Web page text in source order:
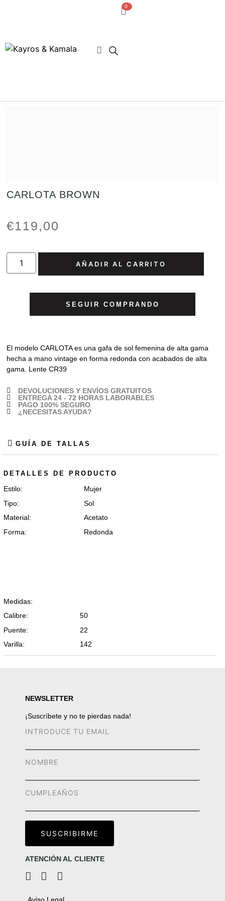
0
CARLOTA BROWN
€119,00
AÑADIR AL CARRITO
SEGUIR COMPRANDO
El modelo CARLOTA es una gafa de sol femenina de alta gama
hecha a mano vintage en forma redonda con acabados de alta
gama. Lente CR39
DEVOLUCIONES Y ENVÍOS GRATUITOS
ENTREGA 24 - 72 HORAS LABORABLES
PAGO 100% SEGURO
¿NECESITAS AYUDA?
GUÍA DE TALLAS
DETALLES DE PRODUCTO
Estilo:
Mujer
Tipo:
Sol
Material:
Acetato
Forma:
Redonda
Medidas:
Calibre:
50
Puente:
22
Varilla:
142
NEWSLETTER
¡Suscríbete y no te pierdas nada!
ATENCIÓN AL CLIENTE